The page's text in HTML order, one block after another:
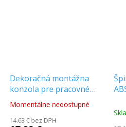
Dekoračná montážna
konzola pre pracovné
svetlá [AKC8002]
Priemerné
produktu
Momentálne nedostupné
14.63 € bez DPH